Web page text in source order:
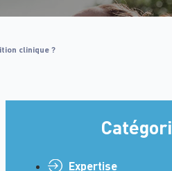
clinique ?
Expertise